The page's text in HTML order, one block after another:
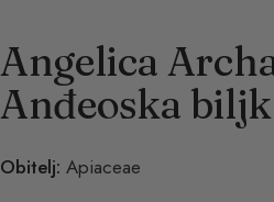
Angelica
Anđeoska
Obitelj: Apiaceae